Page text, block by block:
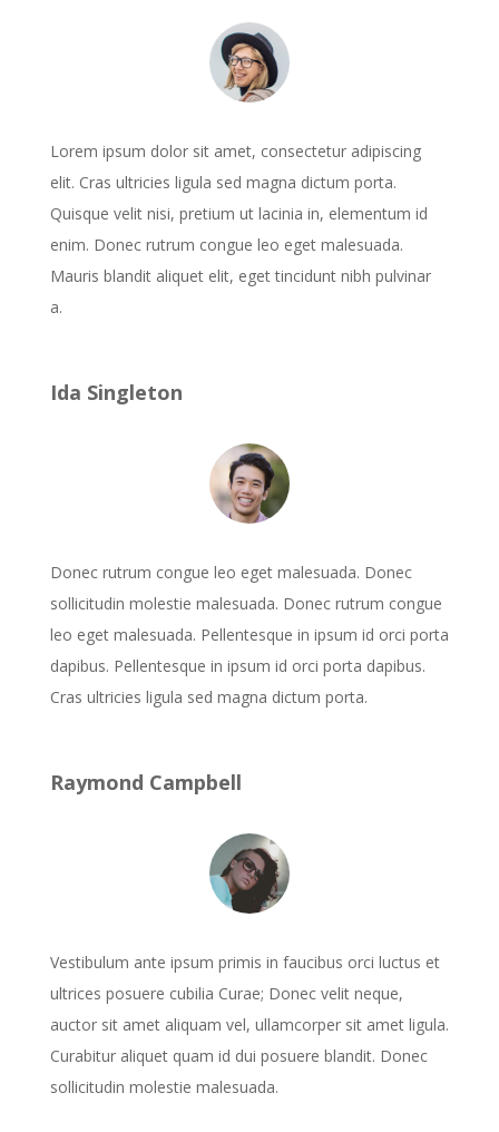
Lorem ipsum dolor sit amet, consectetur adipiscing
elit. Cras ultricies ligula sed magna dictum porta.
Quisque velit nisi, pretium ut lacinia in, elementum id
enim. Donec rutrum congue leo eget malesuada.
Mauris blandit aliquet elit, eget tincidunt nibh pulvinar
a.
Ida Singleton
Donec rutrum congue leo eget malesuada. Donec
sollicitudin molestie malesuada. Donec rutrum congue
leo eget malesuada. Pellentesque in ipsum id orci porta
dapibus. Pellentesque in ipsum id orci porta dapibus.
Cras ultricies ligula sed magna dictum porta.
Raymond Campbell
Vestibulum ante ipsum primis in faucibus orci luctus et
ultrices posuere cubilia Curae; Donec velit neque,
auctor sit amet aliquam vel, ullamcorper sit amet ligula.
Curabitur aliquet quam id dui posuere blandit. Donec
sollicitudin molestie malesuada.